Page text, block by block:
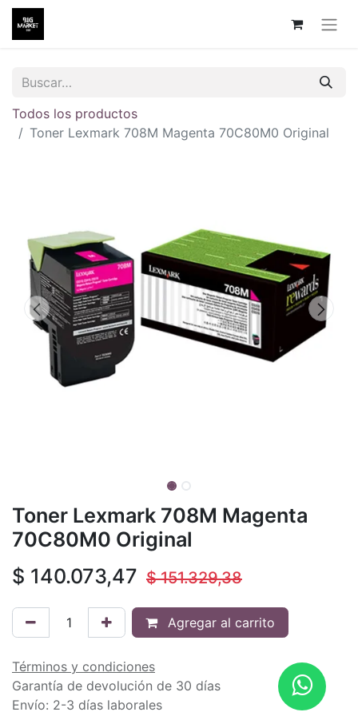
Todos los productos
Toner Lexmark 708M Magenta 70C80M0 Original
Toner Lexmark 708M Magenta
70C80M0 Original
$ 140.073,47 $151.329,38
Agregar al carrito
Términos y condiciones
Garantía de devolución de 30 días
Envío: 2-3 días laborales